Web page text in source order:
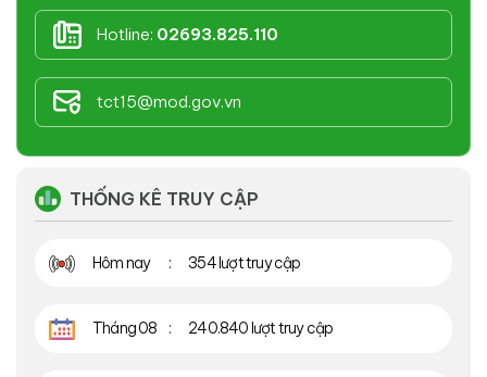
Hotline: 02693.825.110
tct15@mod.gov.vn
THỐNG KÊ TRUY CẬP
Hôm nay 354 lượt truy cập
Tháng 08 240.840 lượt truy cập